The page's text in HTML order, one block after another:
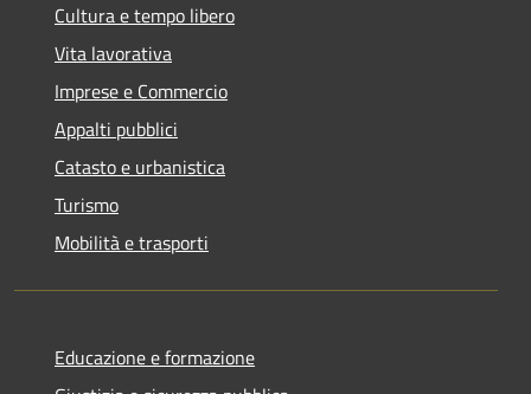
Cultura e tempo libero
Vita lavorativa
Imprese e Commercio
Appalti pubblici
Catasto e urbanistica
Turismo
Mobilità e trasporti
Educazione e formazione